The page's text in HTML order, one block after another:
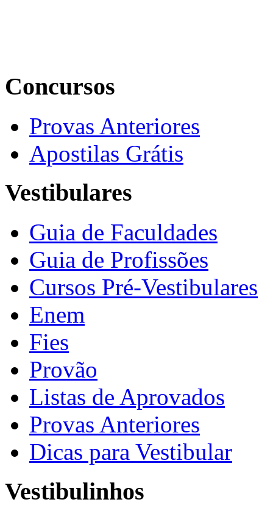
Concursos
Provas Anteriores
Apostilas Grátis
Vestibulares
Guia de Faculdades
Guia de Profissões
Cursos Pré-Vestibulares
Enem
Fies
Provão
Listas de Aprovados
Provas Anteriores
Dicas para Vestibular
Vestibulinhos